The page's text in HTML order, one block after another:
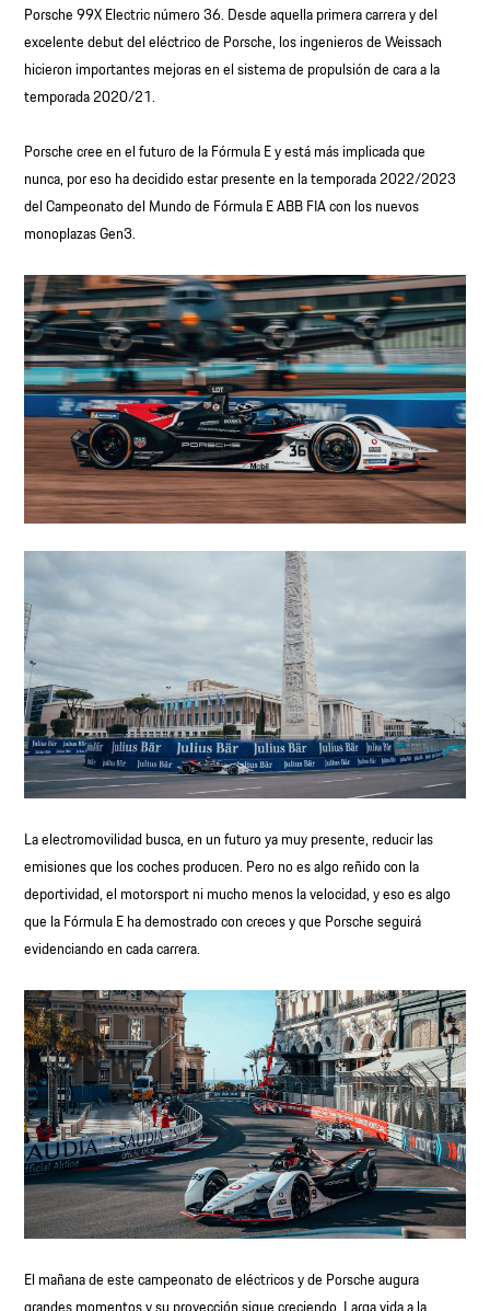
Porsche 99X Electric número 36. Desde aquella primera carrera y del
excelente debut del eléctrico de Porsche, los ingenieros de Weissach
hicieron importantes mejoras en el sistema de propulsión de cara a la
temporada 2020/21.
Porsche cree en el futuro de la Fórmula E y está más implicada que
nunca, por eso ha decidido estar presente en la temporada 2022/2023
del Campeonato del Mundo de Fórmula E ABB FIA con los nuevos
monoplazas Gen3.
La electromovilidad busca, en un futuro ya muy presente, reducir las
emisiones que los coches producen. Pero no es algo reñido con la
deportividad, el motorsport ni mucho menos la velocidad, y eso es algo
que la Fórmula E ha demostrado con creces y que Porsche seguirá
evidenciando en cada carrera.
El mañana de este campeonato de eléctricos y de Porsche augura